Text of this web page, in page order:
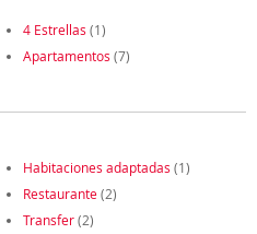
4 Estrellas (1)
Apartamentos (7)
Habitaciones adaptadas (1)
Restaurante(2)
Transfer(2)